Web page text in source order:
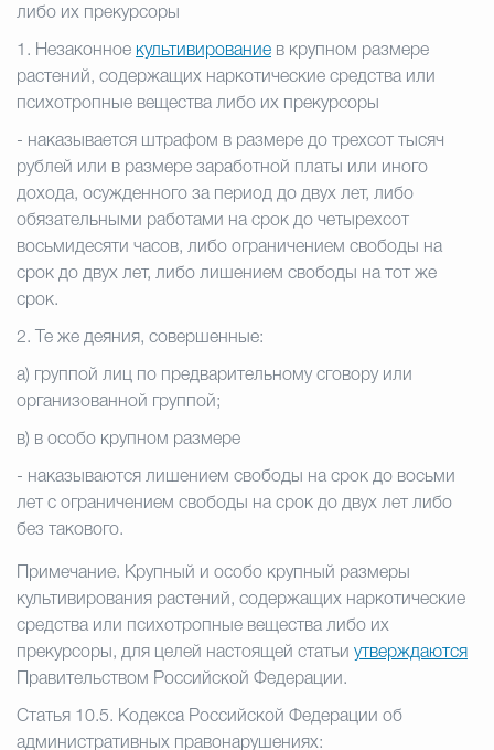
либо их прекурсоры
1. Незаконное культивирование в крупном размере
растений, содержащих наркотические средства или
психотропные вещества либо их прекурсоры
- наказывается штрафом в размере до трехсот тысяч
рублей или в размере заработной платы или иного
дохода, осужденного за период до двух лет, либо
обязательными работами на срок до четырехсот
восьмидесяти часов, либо ограничением свободы на
срок до двух лет, либо лишением свободы на тот же
срок.
2. Те же деяния, совершенные:
а) группой лиц по предварительному сговору или
организованной группой;
в) в особо крупном размере
- наказываются лишением свободы на срок до восьми
лет с ограничением свободы на срок до двух лет либо
без такового.
Примечание. Крупный и особо крупный размеры
культивирования растений, содержащих наркотические
средства или психотропные вещества либо их
прекурсоры, для целей настоящей статьи утверждаются
Правительством Российской Федерации.
Статья 10.5. Кодекса Российской Федерации об
административных правонарушениях: